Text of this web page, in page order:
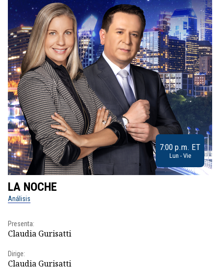
7:00 p.m. ET
Lun - Vie
LA NOCHE
Análisis
Presenta:
Claudia Gurisatti
Dirige:
Claudia Gurisatti